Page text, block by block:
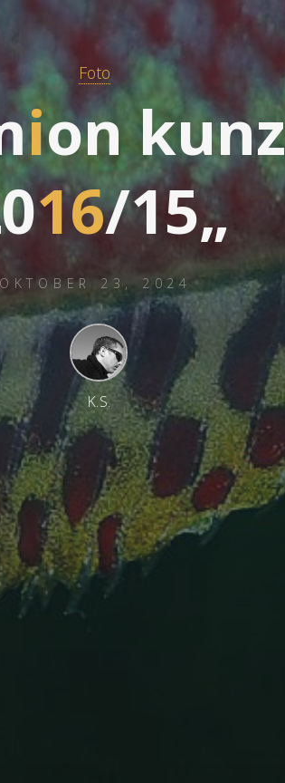
Foto
ionkunz
016/15„
OKTOBER 23, 2024
K.S.